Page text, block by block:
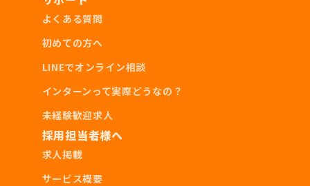
基本的に フルリモート勤務
勤務条件
フルリモート勤務に対応できる環境が整っている
よくある質問
初めての方へ
LINEでオンライン相談
インターンって実際どうなの？
未経験歓迎求人
採用担当者様へ
求人掲載
サービス概要